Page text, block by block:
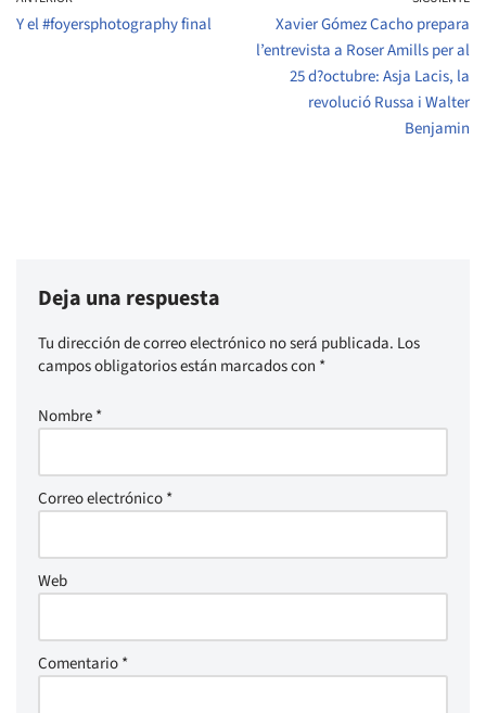
Y el #foyersphotography final
Xavier Gómez Cacho prepara
l’entrevista a Roser Amills per al
25 d?octubre: Asja Lacis, la
revolució Russa i Walter
Benjamin
Deja una respuesta
Tu dirección de correo electrónico no será publicada. Los
campos obligatorios están marcados con *
Nombre*
Correo electrónico*
Web
Comentario*